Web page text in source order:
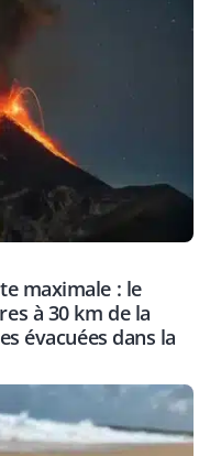
maximale : le
à 30 km de la
évacuées dans la